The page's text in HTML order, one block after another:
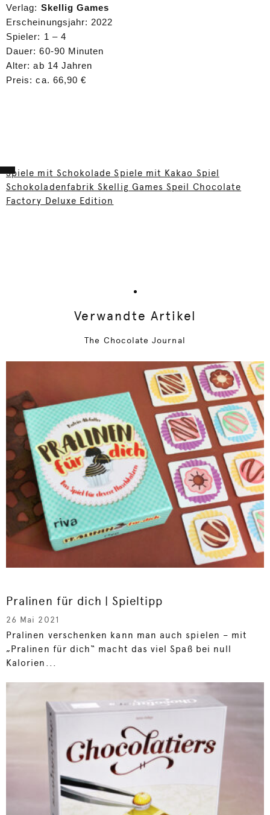
Verlag: Skellig Games
Erscheinungsjahr: 2022
Spieler: 1 – 4
Dauer: 60-90 Minuten
Alter: ab 14 Jahren
Preis: ca. 66,90 €
Spiele mit Schokolade Spiele mit Kakao Spiel
Schokoladenfabrik Skellig Games Speil Chocolate
Factory Deluxe Edition
Verwandte Artikel
The Chocolate Journal
Pralinen für dich | Spieltipp
26 Mai 2021
Pralinen verschenken kann man auch spielen – mit
„Pralinen für dich“ macht das viel Spaß bei null
Kalorien...